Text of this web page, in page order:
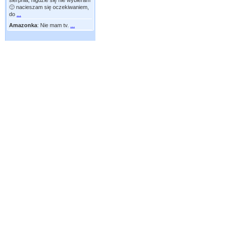
🙂 nacieszam się oczekiwaniem,
do
Amazonka: Nie mam tv.